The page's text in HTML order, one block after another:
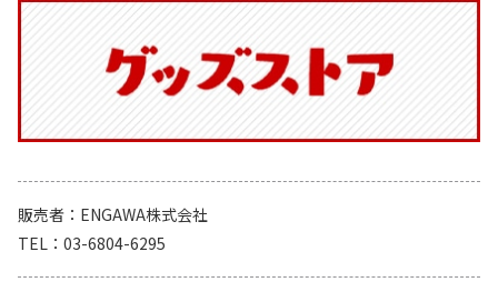
販売者
ENGAWA株式会社
TEL
03-6804-6295